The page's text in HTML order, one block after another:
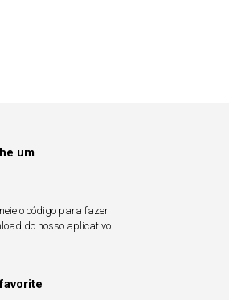
um
o código para fazer
do nosso aplicativo!